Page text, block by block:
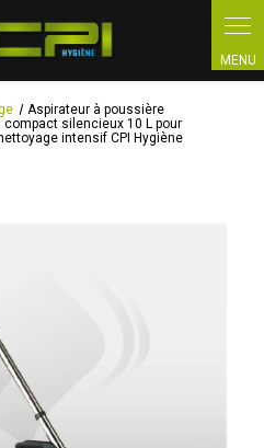
Aspirateur à poussière
silencieux 10 L pour
intensif CPI Hygiène